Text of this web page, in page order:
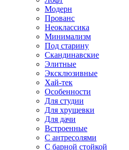
Модерн
Прованс
Неоклассика
Минимализм
Под старину
Скандинавские
Элитные
Эксклюзивные
Хай-тек
Особенности
Для студии
Для хрущевки
Для дачи
Встроенные
С антресолями
С барной стойкой